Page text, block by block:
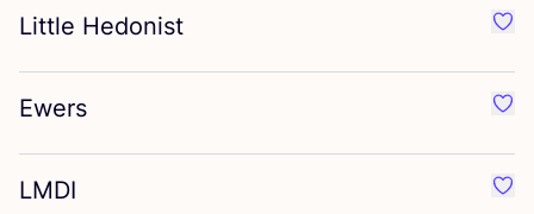
Little Hedonist
Ewers
LMDI